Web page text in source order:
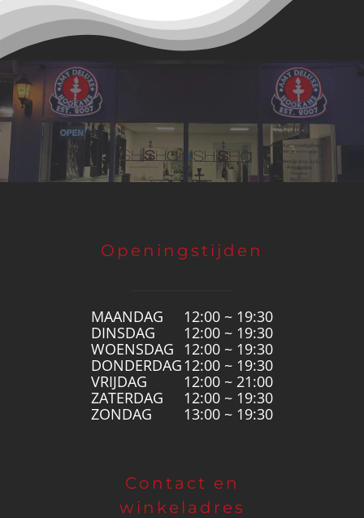
Openingstijden
MAANDAG
12:00 ~ 19:30
DINSDAG
12:00 ~ 19:30
WOENSDAG
12:00 ~ 19:30
DONDERDAG 12:00 ~ 19:30
VRIJDAG
12:00 ~ 21:00
ZATERDAG
12:00 ~ 19:30
ZONDAG
13:00 ~ 19:30
Contact en
winkeladres